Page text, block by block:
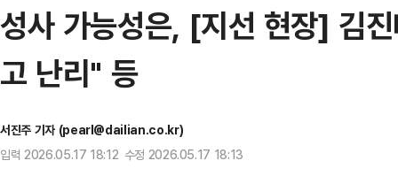
성사 가능성은, [지선 현장] 김
고 난리" 등
서진주 기자 (pearl@dailian.co.kr)
입력 2026.05.17 18:12 수정 2026.05.17 18:13